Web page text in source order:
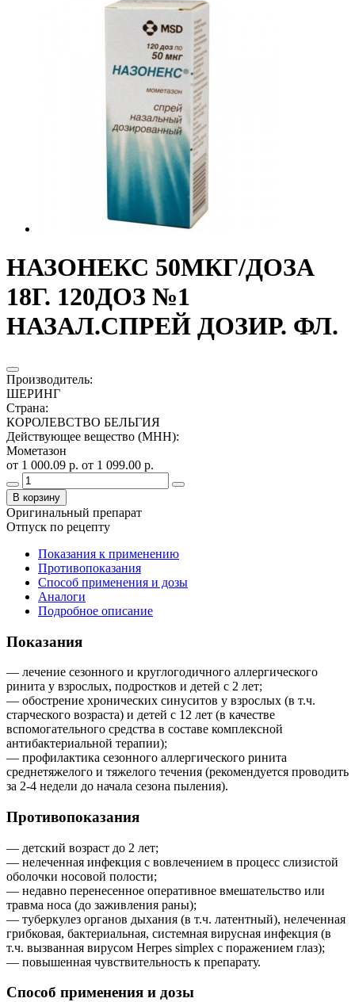
НАЗОНЕКС 50МКГ/ДОЗА
18Г. 120ДОЗ №1
НАЗАЛ.СПРЕЙ ДОЗИР. ФЛ.
Производитель:
ШЕРИНГ
Страна:
КОРОЛЕВСТВО БЕЛЬГИЯ
Действующее вещество (МНН):
Мометазон
от 1 000.09 р. от 1 099.00 р.
В корзину
Оригинальный препарат
Отпуск по рецепту
Показания к применению
Противопоказания
Способ применения и дозы
Аналоги
Подробное описание
Показания
— лечение сезонного и круглогодичного аллергического
ринита у взрослых, подростков и детей с 2 лет;
— обострение хронических синуситов у взрослых (в т.ч.
старческого возраста) и детей с 12 лет (в качестве
вспомогательного средства в составе комплексной
антибактериальной терапии);
— профилактика сезонного аллергического ринита
среднетяжелого и тяжелого течения (рекомендуется проводить
за 2-4 недели до начала сезона пыления).
Противопоказания
— детский возраст до 2 лет;
— нелеченная инфекция с вовлечением в процесс слизистой
оболочки носовой полости;
— недавно перенесенное оперативное вмешательство или
травма носа (до заживления раны);
— туберкулез органов дыхания (в т.ч. латентный), нелеченная
грибковая, бактериальная, системная вирусная инфекция (в
т.ч. вызванная вирусом Herpes simplex с поражением глаз);
— повышенная чувствительность к препарату.
Способ применения и дозы